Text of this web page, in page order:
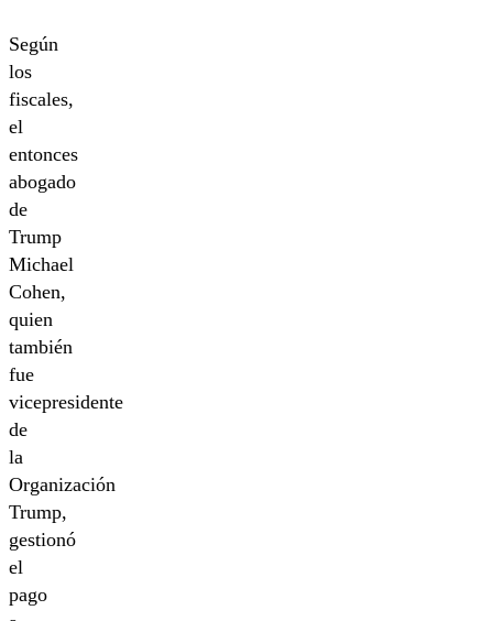
Según
los
fiscales,
el
entonces
abogado
de
Trump
Michael
Cohen,
quien
también
fue
vicepresidente
de
la
Organización
Trump,
gestionó
el
pago